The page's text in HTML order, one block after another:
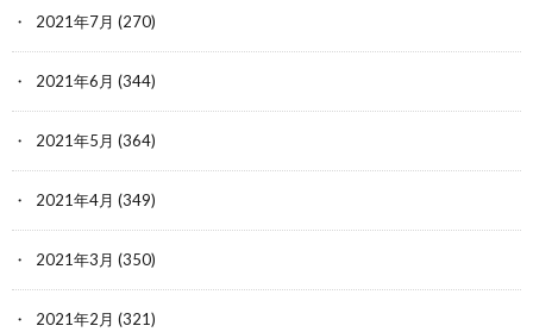
2021年7月 (270)
2021年6月 (344)
2021年5月 (364)
2021年4月 (349)
2021年3月 (350)
2021年2月 (321)